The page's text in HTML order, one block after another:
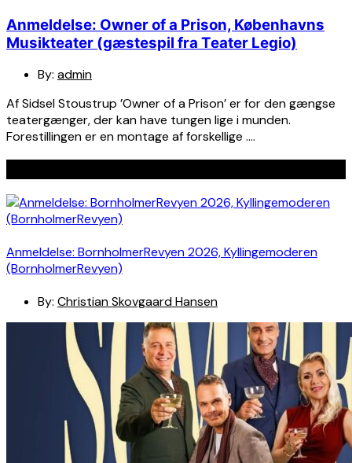
Anmeldelse: Owner of a Prison, Københavns
Musikteater (gæstespil fra Teater Legio)
By: admin
Af Sidsel Stoustrup ’Owner of a Prison’ er for den gængse
teatergænger, der kan have tungen lige i munden.
Forestillingen er en montage af forskellige ….
Anmeldelse: BornholmerRevyen 2026, Kyllingemoderen
(BornholmerRevyen)
By: Christian Skovgaard Hansen